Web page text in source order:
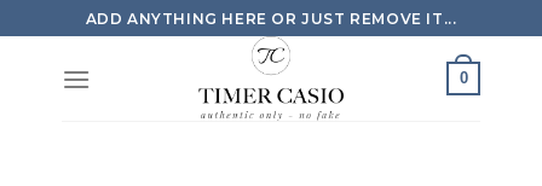
to
content
ADD ANYTHING HERE OR JUST REMOVE IT...
0